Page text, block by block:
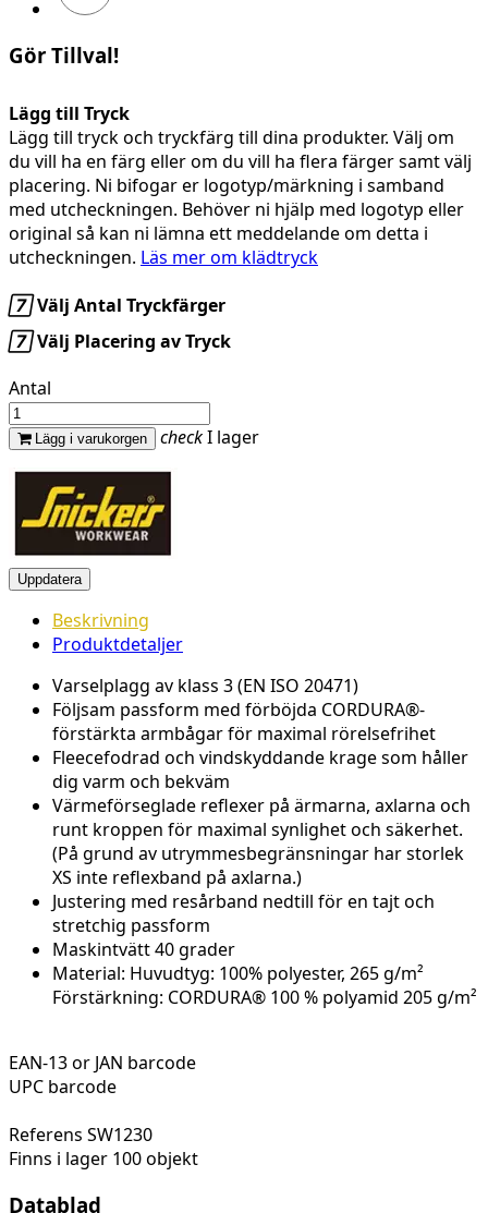
Gör Tillval!
Lägg till Tryck
Lägg till tryck och tryckfärg till dina produkter. Välj om
du vill ha en färg eller om du vill ha flera färger samt välj
placering. Ni bifogar er logotyp/märkning i samband
med utcheckningen. Behöver ni hjälp med logotyp eller
original så kan ni lämna ett meddelande om detta i
utcheckningen. Läs mer om klädtryck
Välj Antal Tryckfärger
Välj Placering av Tryck
Antal
Lägg i varukorgen checkI lager
Beskrivning
Produktdetaljer
Varselplagg av klass 3 (EN ISO 20471)
Följsam passform med förböjda CORDURA®-
förstärkta armbågarför maximal rörelsefrihet
Fleecefodrad och vindskyddande kragesom håller
dig varm och bekväm
Värmeförseglade reflexer på ärmarna, axlarna och
runt kroppen för maximal synlighetoch säkerhet.
(På grund av utrymmesbegränsningar harstorlek
XS inte reflexband på axlarna.)
Justering med resårband nedtill fören tajtoch
stretchig passform
Maskintvätt 40 grader
Material: Huvudtyg: 100% polyester, 265 g/m²
Förstärkning: CORDURA® 100 % polyamid 205 g/m²
EAN-13 or JAN barcode
UPC barcode
Referens SW1230
Finns i lager 100 objekt
Datablad